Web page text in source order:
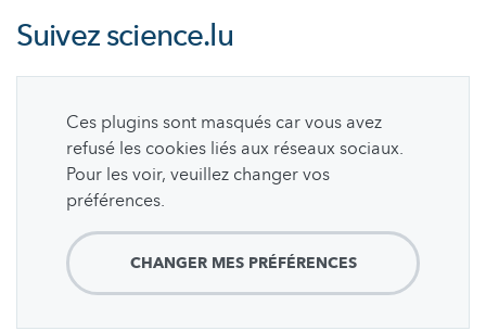
Suivezscience.lu
Ces plugins sont masqués car vous avez
refusé les cookies liés aux réseaux sociaux.
Pour les voir, veuillez changer vos
préférences.
CHANGER MES PRÉFÉRENCES